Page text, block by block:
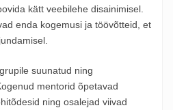
kätt veebilehe disainimisel.
enda kogemusi ja töövõtteid, et
suunatud ning
mentorid õpetavad
ning osalejad viivad